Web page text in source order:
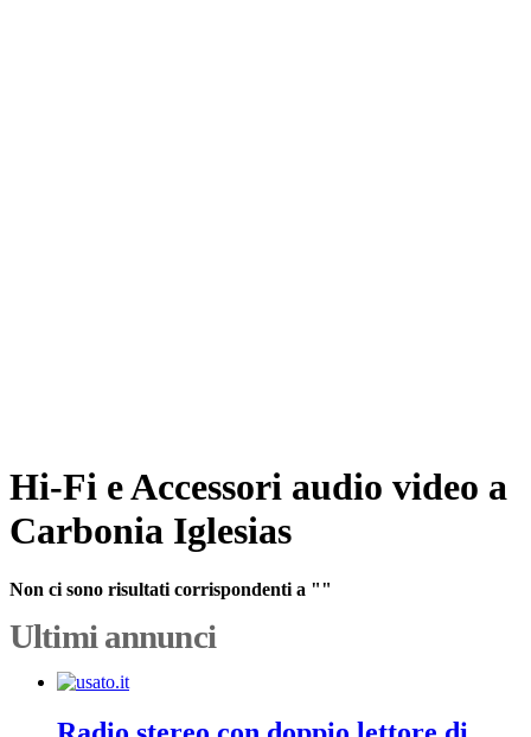
Hi-Fi e Accessori audio video a
Carbonia Iglesias
Non ci sono risultati corrispondenti a ""
Ultimi annunci